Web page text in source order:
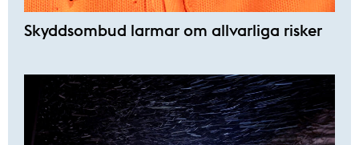
Skyddsombud larmar om allvarliga risker